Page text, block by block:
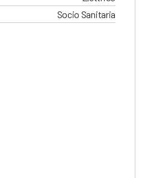
Socio Sanitaria